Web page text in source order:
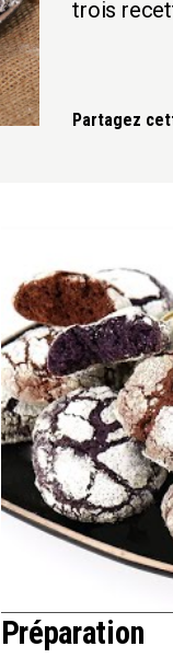
trois
Partagez
Préparation